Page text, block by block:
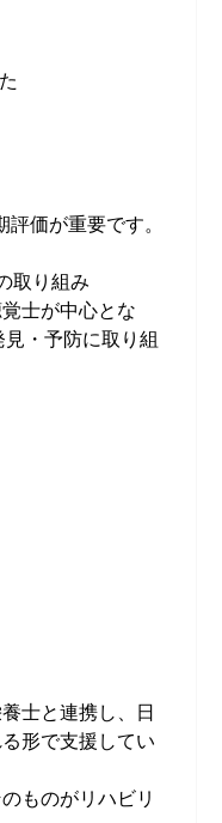
価が重要です。
取り組み
士が中心とな
・予防に取り組
士と連携し、日
形で支援してい
ものがリハビリ